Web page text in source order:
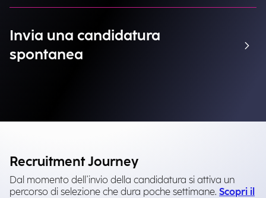
Invia una candidatura
spontanea
Recruitment Journey
Dal momento dell'invio della candidatura si attiva un
percorso di selezione che dura poche settimane. Scopri il